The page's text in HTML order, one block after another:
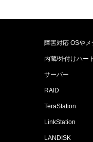
障害対応 OSやメ
内蔵/外付けハー
サーバー
RAID
TeraStation
LinkStation
LANDISK